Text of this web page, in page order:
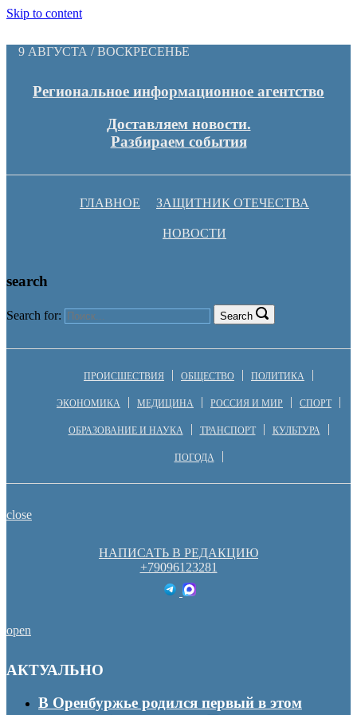
Skip to content
9 АВГУСТА / ВОСКРЕСЕНЬЕ
Региональное информационное агентство
Доставляем новости.
Разбираем события
ГЛАВНОЕ ЗАЩИТНИК ОТЕЧЕСТВА
НОВОСТИ
search
Search for: Search
ПРОИСШЕСТВИЯ ОБЩЕСТВО ПОЛИТИКА
ЭКОНОМИКА МЕДИЦИНА РОССИЯ И МИР СПОРТ
ОБРАЗОВАНИЕ И НАУКА ТРАНСПОРТ КУЛЬТУРА
ПОГОДА
close
НАПИСАТЬ В РЕДАКЦИЮ
+79096123281
open
АКТУАЛЬНО
В Оренбуржье родился первый в этом